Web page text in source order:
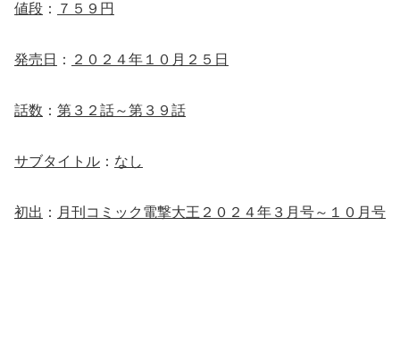
値段 ： ７５９円
発売日 ： ２０２４年１０月２５日
話数 ： 第３２話～第３９話
サブタイトル ： なし
初出 ： 月刊コミック電撃大王２０２４年３月号～１０月号